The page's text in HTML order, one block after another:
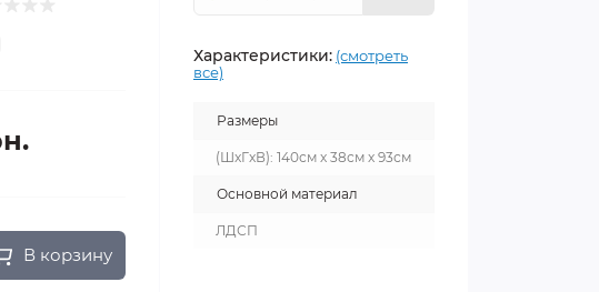
В корзину
Характеристики: (смотреть
все)
Размеры
(ШxГxВ): 140см x 38см x 93см
Основной материал
ЛДСП